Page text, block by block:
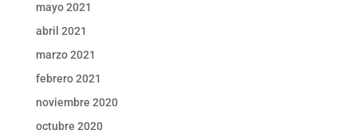
mayo 2021
abril 2021
marzo 2021
febrero 2021
noviembre 2020
octubre 2020